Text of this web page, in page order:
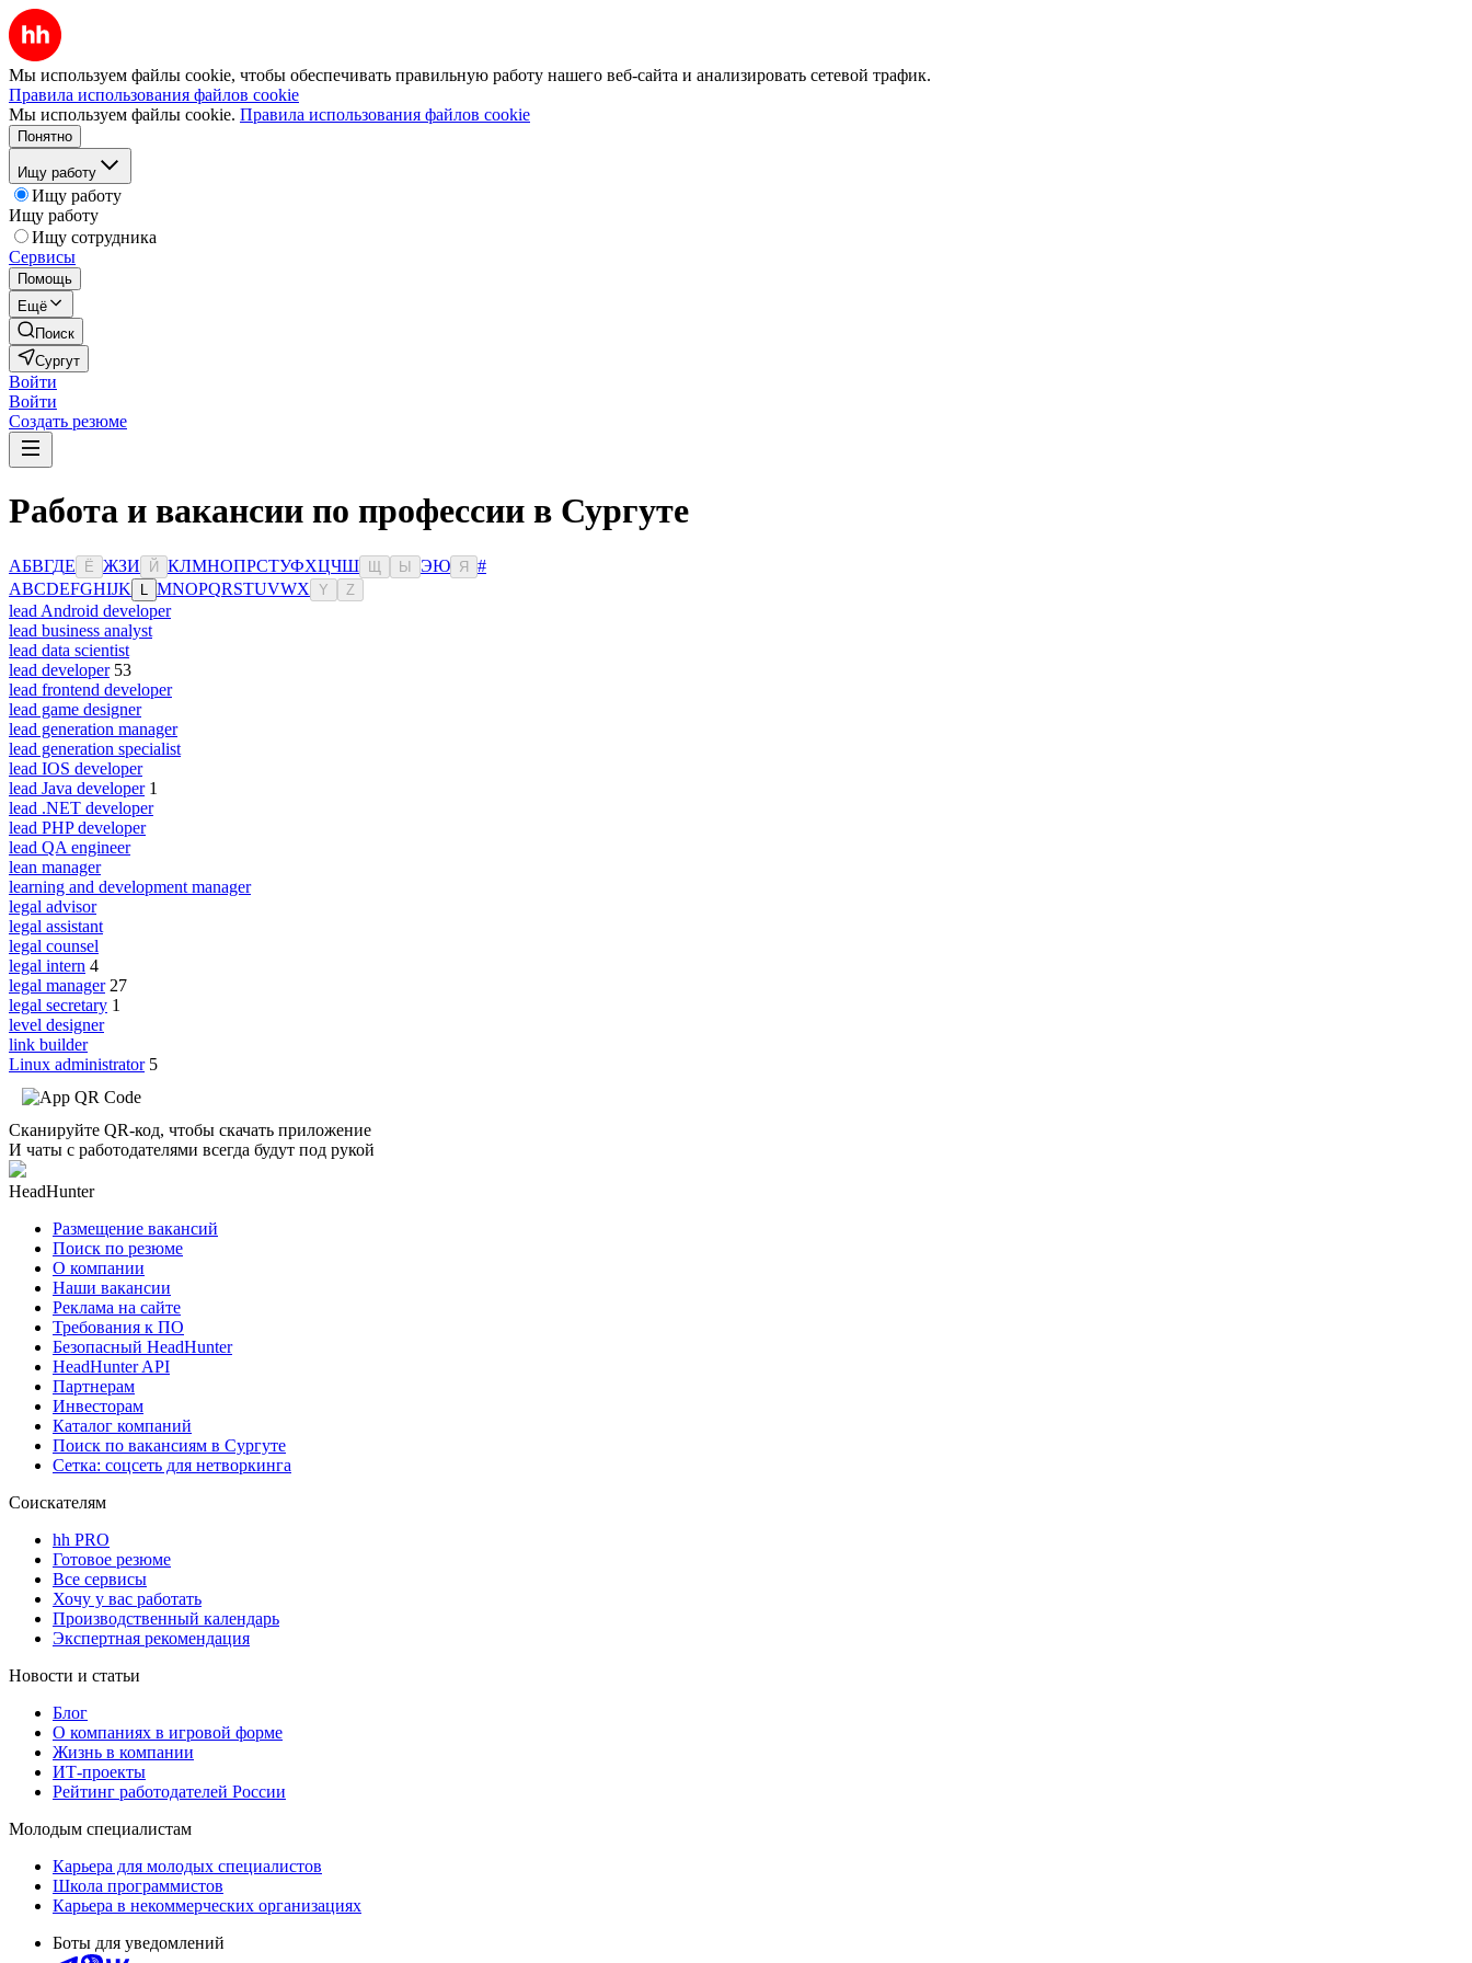
Мы используем файлы cookie, чтобы обеспечивать правильную работу нашего веб-сайта и анализировать сетевой трафик.
Правила использования файлов cookie
Мы используем файлы cookie. Правила использования файлов cookie
Понятно
Ищу работу
Ищу работу
Ищу работу
Ищу сотрудника
Сервисы
Помощь
Ещё
Поиск
Сургут
Войти
Войти
Создать резюме
Работа и вакансии по профессии в Сургуте
АБВГДЕ Ё ЖЗИ Й КЛМНОПРСТУФХЦЧШ Ы ЭЮ Я
#
ABCDEFGHIJK MNOPQRSTUVWX Y Z
lead Android developer
lead business analyst
lead data scientist
lead developer 53
lead frontend developer
lead game designer
lead generation manager
lead generation specialist
lead IOS developer
lead Java developer 1
lead .NET developer
lead PHP developer
lead QA engineer
lean manager
learning and development manager
legal advisor
legal assistant
legal counsel
legal intern 4
legal manager 27
legal secretary 1
level designer
link builder
Linux administrator 5
Сканируйте QR-код, чтобы скачать приложение
И чаты с работодателями всегда будут под рукой
HeadHunter
Размещение вакансий
Поиск по резюме
О компании
Наши вакансии
Реклама на сайте
Требования к ПО
Безопасный HeadHunter
HeadHunter API
Партнерам
Инвесторам
Каталог компаний
Поиск по вакансиям в Сургуте
Сетка: соцсеть для нетворкинга
Соискателям
hh PRO
Готовое резюме
Все сервисы
Хочу у вас работать
Производственный календарь
Экспертная рекомендация
Новости и статьи
Блог
О компаниях в игровой форме
Жизнь в компании
ИТ-проекты
Рейтинг работодателей России
Молодым специалистам
Карьера для молодых специалистов
Школа программистов
Карьера в некоммерческих организациях
Боты для уведомлений